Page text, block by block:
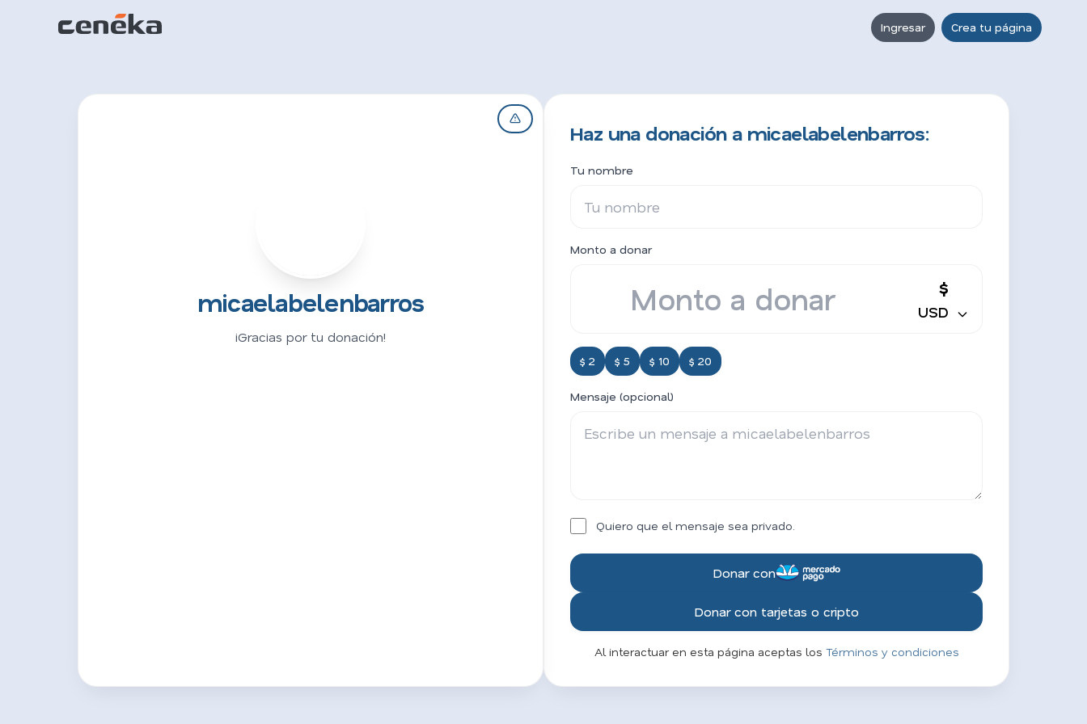
Ingresar Crea tu página
micaelabelenbarros
¡Gracias por tu donación!
Haz una donación a micaelabelenbarros:
Tu nombre
Monto a donar
$
USD
$ 2 $ 5 $ 10 $ 20
Mensaje (opcional)
Quiero que el mensaje sea privado.
Donar con
Donar con tarjetas o cripto
Al interactuar en esta página aceptas los Términos y condiciones